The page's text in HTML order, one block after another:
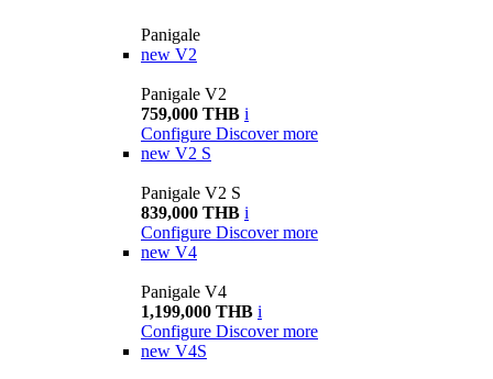
Panigale
new V2
Panigale V2
759,000 THB i
Configure Discover more
new V2 S
Panigale V2 S
839,000 THB i
Configure Discover more
new V4
Panigale V4
1,199,000 THB i
Configure Discover more
new V4S